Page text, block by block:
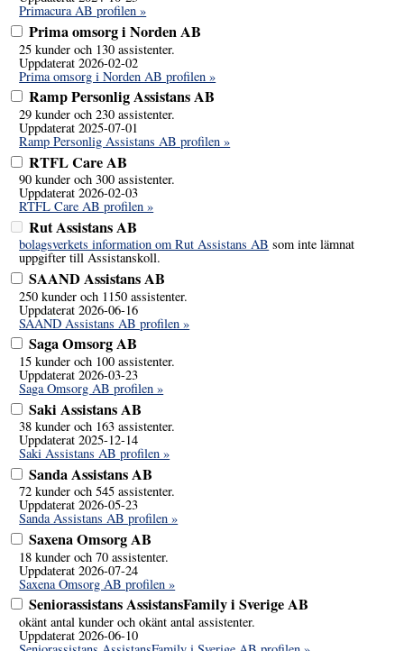
Primacura AB profilen »
Prima omsorg i Norden AB
25 kunder och 130 assistenter.
Uppdaterat 2026-02-02
Prima omsorg i Norden AB profilen »
Ramp Personlig Assistans AB
29 kunder och 230 assistenter.
Uppdaterat 2025-07-01
Ramp Personlig Assistans AB profilen »
RTFL Care AB
90 kunder och 300 assistenter.
Uppdaterat 2026-02-03
RTFL Care AB profilen »
Rut Assistans AB
bolagsverkets information om Rut Assistans AB som inte lämnat
uppgifter till Assistanskoll.
SAAND Assistans AB
250 kunder och 1150 assistenter.
Uppdaterat 2026-06-16
SAAND Assistans AB profilen »
Saga Omsorg AB
15 kunder och 100 assistenter.
Uppdaterat 2026-03-23
Saga Omsorg AB profilen »
Saki Assistans AB
38 kunder och 163 assistenter.
Uppdaterat 2025-12-14
Saki Assistans AB profilen »
Sanda Assistans AB
72 kunder och 545 assistenter.
Uppdaterat 2026-05-23
Sanda Assistans AB profilen »
Saxena Omsorg AB
18 kunder och 70 assistenter.
Uppdaterat 2026-07-24
Saxena Omsorg AB profilen »
Seniorassistans AssistansFamily i Sverige AB
okänt antal kunder och okänt antal assistenter.
Uppdaterat 2026-06-10